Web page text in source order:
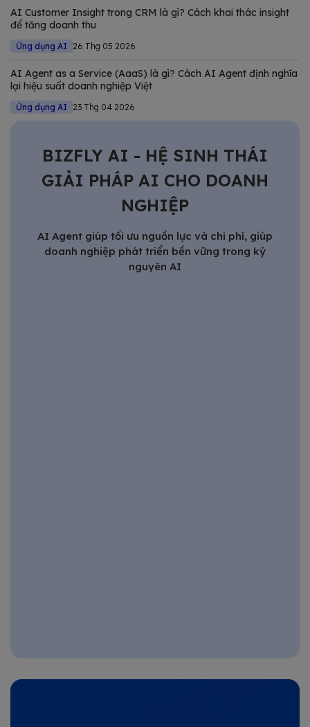
AI Customer Insight trong CRM là gì? Cách khai thác insight
để tăng doanh thu
Ứng dụng AI 26 Thg 05 2026
AI Agent as a Service (AaaS) là gì? Cách AI Agent định nghĩa
lại hiệu suất doanh nghiệp Việt
Ứng dụng AI 23 Thg 04 2026
BIZFLY AI - HỆ SINH THÁI
GIẢI PHÁP AI CHO DOANH
NGHIỆP
AI Agent giúp tối ưu nguồn lực và chi phí, giúp
doanh nghiệp phát triển bền vững trong kỷ
nguyên AI